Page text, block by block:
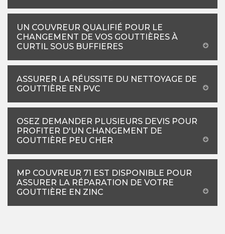
UN COUVREUR QUALIFIÉ POUR LE
CHANGEMENT DE VOS GOUTTIÈRES À
CURTIL SOUS BUFFIERES
ASSURER LA RÉUSSITE DU NETTOYAGE DE
GOUTTIÈRE EN PVC
OSEZ DEMANDER PLUSIEURS DEVIS POUR
PROFITER D'UN CHANGEMENT DE
GOUTTIÈRE PEU CHER
MP COUVREUR 71 EST DISPONIBLE POUR
ASSURER LA RÉPARATION DE VOTRE
GOUTTIÈRE EN ZINC